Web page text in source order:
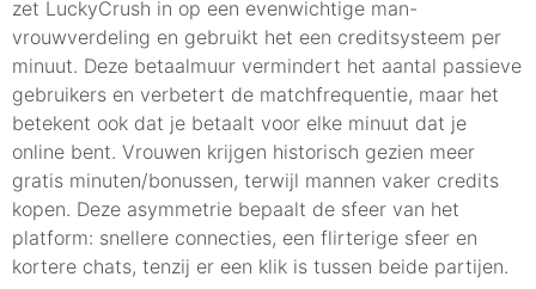
zet LuckyCrush in op een evenwichtige man-
vrouwverdeling en gebruikt het een creditsysteem per
minuut. Deze betaalmuur vermindert het aantal passieve
gebruikers en verbetert de matchfrequentie, maar het
betekent ook dat je betaalt voor elke minuut dat je
online bent. Vrouwen krijgen historisch gezien meer
gratis minuten/bonussen, terwijl mannen vaker credits
kopen. Deze asymmetrie bepaalt de sfeer van het
platform: snellere connecties, een flirterige sfeer en
kortere chats, tenzij er een klik is tussen beide partijen.